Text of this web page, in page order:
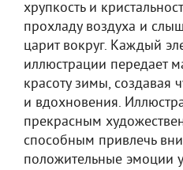
хрупкость и
прохладу воздуха и
царит вокруг. Каждый
иллюстрации передает
красоту зимы, создавая
и вдохновения.
прекрасным
способным привлечь
положительные эмоции